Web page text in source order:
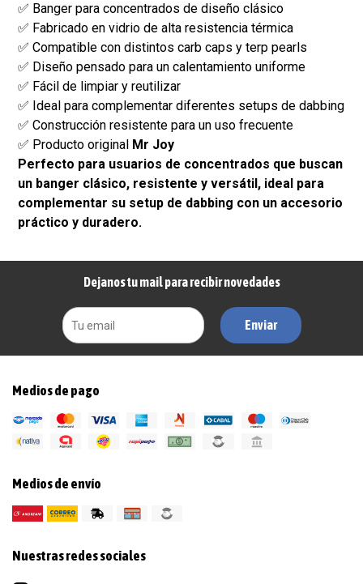
✅ Banger para concentrados de diseño clásico
✅ Fabricado en vidrio de alta resistencia térmica
✅ Compatible con distintos carb caps y terp pearls
✅ Diseño pensado para un calentamiento uniforme
✅ Fácil de limpiar y reutilizar
✅ Ideal para complementar diferentes setups de dabbing
✅ Construcción resistente para un uso frecuente
✅ Producto original Mr Joy
Perfecto para usuarios de concentrados que buscan
un banger clásico, resistente y versátil, ideal para
complementar su setup de dabbing con un accesorio
práctico y duradero.
Dejanos tu mail para recibir novedades
Enviar
Medios de pago
Medios de envío
Nuestras redes sociales